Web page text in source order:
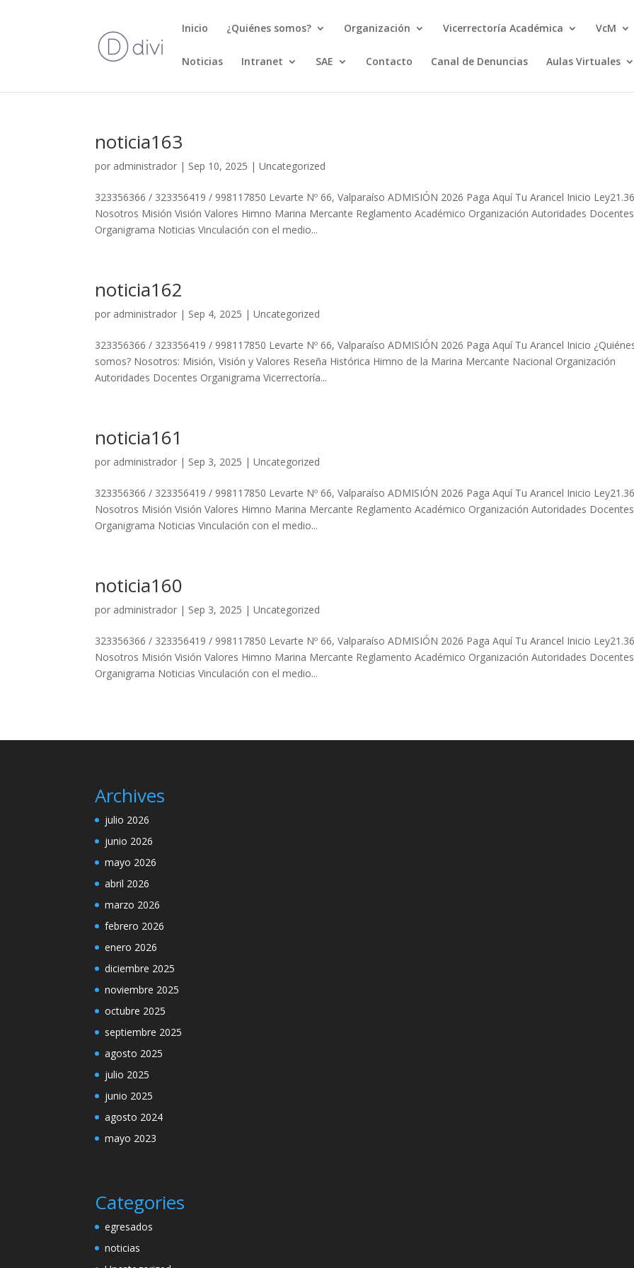
Inicio ¿Quiénes somos? Organización Vicerrectoría Académica VcM
Noticias Intranet SAE Contacto Canal de Denuncias Aulas Virtuales
noticia163
por administrador | Sep 10, 2025 |Uncategorized
323356366 / 323356419 / 998117850 Levarte Nº 66, Valparaíso ADMISIÓN 2026 Paga Aquí Tu Arancel Inicio
Nosotros Misión Visión Valores Himno Marina Mercante Reglamento Académico Organización Autoridades Docentes
Organigrama Noticias Vinculación con el medio...
noticia162
por administrador | Sep 4, 2025 |Uncategorized
323356366 / 323356419 / 998117850 Levarte Nº 66, Valparaíso ADMISIÓN 2026 Paga Aquí Tu Arancel Inicio
somos? Nosotros: Misión, Visión y Valores Reseña Histórica Himno de la Marina Mercante Nacional Organización
Autoridades Docentes Organigrama Vicerrectoría...
noticia161
por administrador | Sep 3, 2025 |Uncategorized
323356366 / 323356419 / 998117850 Levarte Nº 66, Valparaíso ADMISIÓN 2026 Paga Aquí Tu Arancel Inicio
Nosotros Misión Visión Valores Himno Marina Mercante Reglamento Académico Organización Autoridades Docentes
Organigrama Noticias Vinculación con el medio...
noticia160
por administrador | Sep 3, 2025 |Uncategorized
323356366 / 323356419 / 998117850 Levarte Nº 66, Valparaíso ADMISIÓN 2026 Paga Aquí Tu Arancel Inicio
Nosotros Misión Visión Valores Himno Marina Mercante Reglamento Académico Organización Autoridades Docentes
Organigrama Noticias Vinculación con el medio...
Archives
julio 2026
junio 2026
mayo 2026
abril 2026
marzo 2026
febrero 2026
enero 2026
diciembre 2025
noviembre 2025
octubre 2025
septiembre 2025
agosto 2025
julio 2025
junio 2025
agosto 2024
mayo 2023
Categories
egresados
noticias